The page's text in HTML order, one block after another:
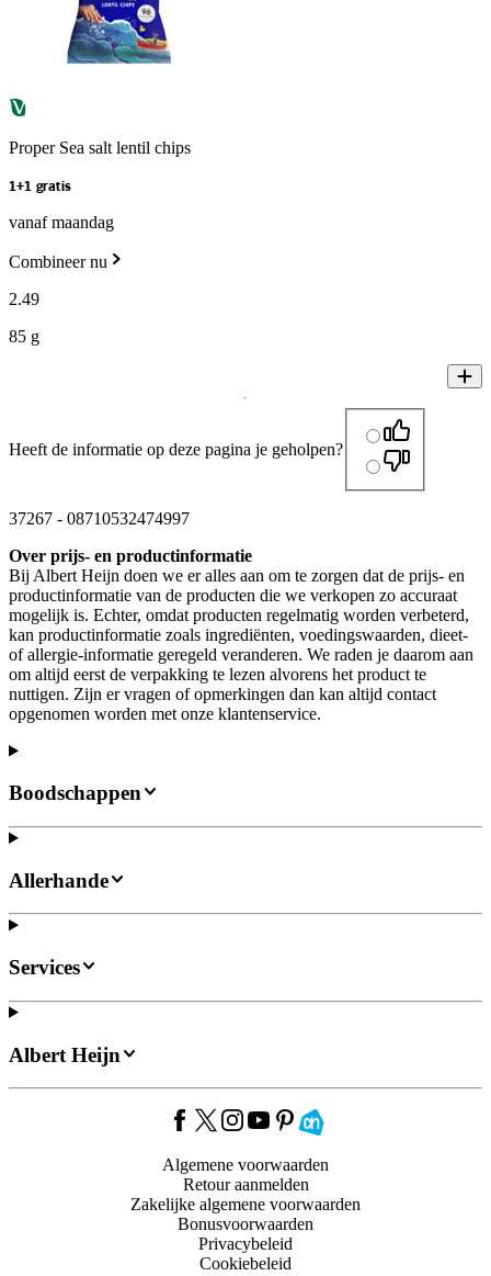
Proper Sea salt lentil chips
1+1 gratis
vanaf maandag
Combineer nu
2.49
85 g
Heeft de informatie op deze pagina je geholpen?
37267 - 08710532474997
Over prijs- en productinformatie
Bij Albert Heijn doen we er alles aan om te zorgen dat de prijs- en
productinformatie van de producten die we verkopen zo accuraat
mogelijk is. Echter, omdat producten regelmatig worden verbeterd,
kan productinformatie zoals ingrediënten, voedingswaarden, dieet-
of allergie-informatie geregeld veranderen. We raden je daarom aan
om altijd eerst de verpakking te lezen alvorens het product te
nuttigen. Zijn er vragen of opmerkingen dan kan altijd contact
opgenomen worden met onze klantenservice.
Boodschappen
Allerhande
Services
Albert Heijn
Algemene voorwaarden
Retour aanmelden
Zakelijke algemene voorwaarden
Bonusvoorwaarden
Privacybeleid
Cookiebeleid